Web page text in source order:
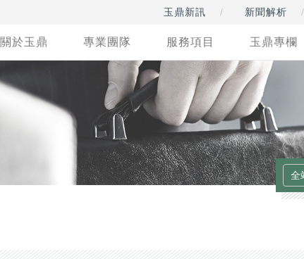
玉鼎新訊 新聞解析
關於玉鼎 專業團隊 服務項目 玉鼎專欄